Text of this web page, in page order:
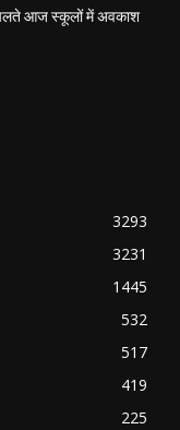
चलते आज स्कूलों में अवकाश
3293
3231
1445
532
517
419
225